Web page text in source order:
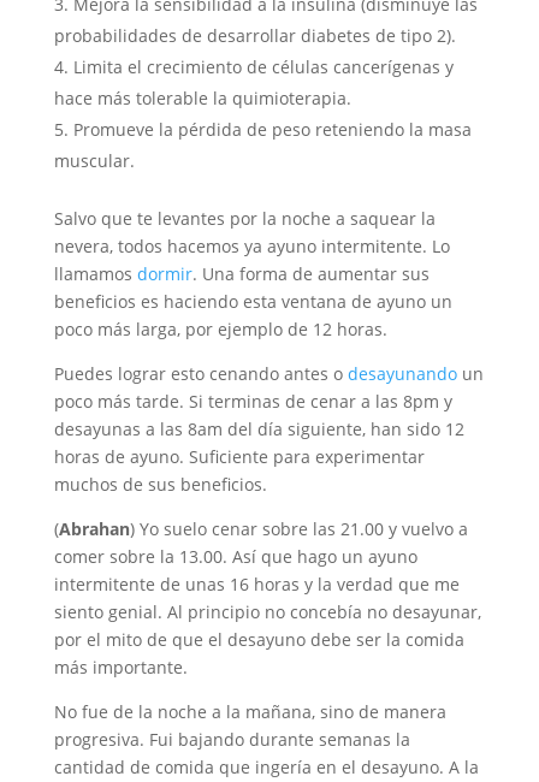
probabilidades de desarrollar diabetes de tipo 2).
Limita el crecimiento de células cancerígenas y
hace más tolerable la quimioterapia.
Promueve la pérdida de peso reteniendo la masa
muscular.
Salvo que te levantes por la noche a saquear la
nevera, todos hacemos ya ayuno intermitente. Lo
llamamos dormir. Una forma de aumentar sus
beneficios es haciendo esta ventana de ayuno un
poco más larga, por ejemplo de 12 horas.
Puedes lograr esto cenando antes o desayunandoun
poco más tarde. Si terminas de cenar a las 8pm y
desayunas a las 8am del día siguiente, han sido 12
horas de ayuno. Suficiente para experimentar
muchos de sus beneficios.
(Abrahan) Yo suelo cenar sobre las 21.00 y vuelvo a
comer sobre la 13.00. Así que hago un ayuno
intermitente de unas 16 horas y la verdad que me
siento genial. Al principio no concebía no desayunar,
por el mito de que el desayuno debe ser la comida
más importante.
No fue de la noche a la mañana, sino de manera
progresiva. Fui bajando durante semanas la
cantidad de comida que ingería en el desayuno. A la